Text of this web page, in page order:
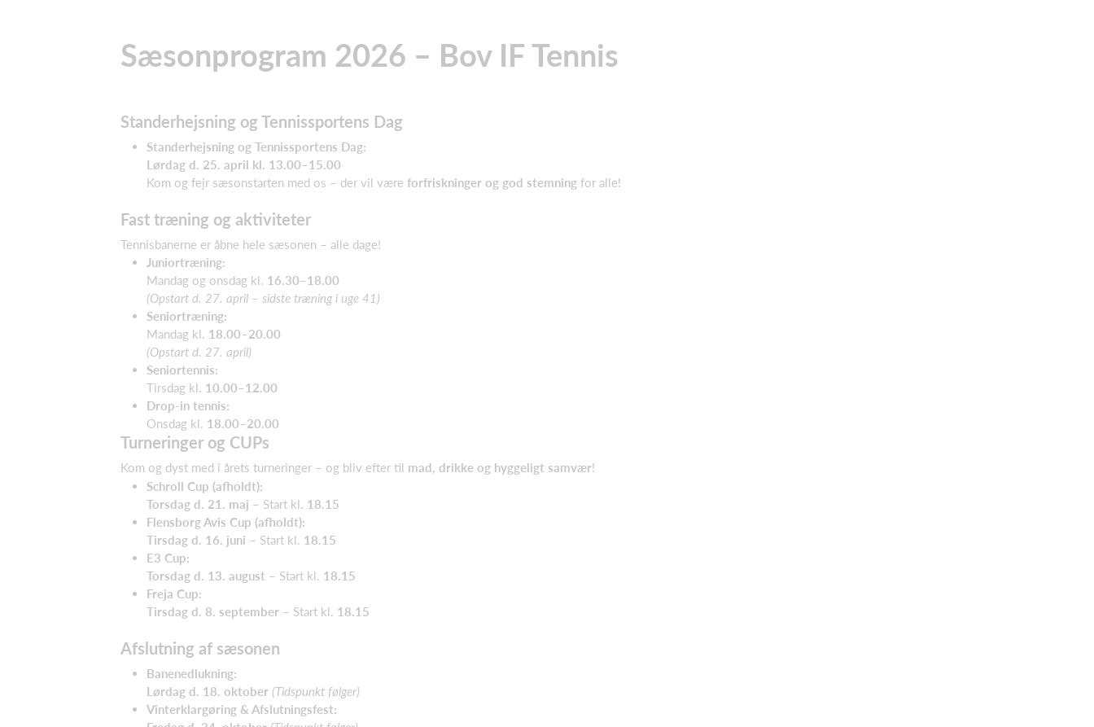
Sæsonprogram 2026 – Bov IF Tennis
Standerhejsning og Tennissportens Dag
Standerhejsning og Tennissportens Dag:
Lørdag d. 25. april kl. 13.00–15.00
Kom og fejr sæsonstarten med os – der vil være forfriskninger og god stemning for alle!
Fast træning og aktiviteter
Tennisbanerne er åbne hele sæsonen – alle dage!
Juniortræning:
Mandag og onsdag kl. 16.30–18.00
(Opstart d. 27. april – sidste træning i uge 41)
Seniortræning:
Mandag kl. 18.00–20.00
(Opstart d. 27. april)
Seniortennis:
Tirsdag kl. 10.00–12.00
Drop-in tennis:
Onsdag kl. 18.00–20.00
Turneringer og CUPs
Kom og dyst med i årets turneringer – og bliv efter til mad, drikke og hyggeligt samvær!
Schroll Cup (afholdt):
Torsdag d. 21. maj – Start kl. 18.15
Flensborg Avis Cup (afholdt):
Tirsdag d. 16. juni – Start kl. 18.15
E3 Cup:
Torsdag d. 13. august – Start kl. 18.15
Freja Cup:
Tirsdag d. 8. september – Start kl. 18.15
Afslutning af sæsonen
Banenedlukning:
Lørdag d. 18. oktober (Tidspunkt følger)
Vinterklargøring & Afslutningsfest: